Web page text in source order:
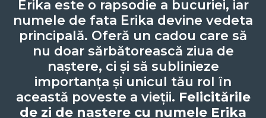
Erika este o rapsodie a bucuriei, iar
numele de fata Erika devine vedeta
principală. Oferă un cadou care să
nu doar sărbătorească ziua de
naștere, ci și să sublinieze
importanța și unicul tău rol în
această poveste a vieții. Felicitările
de zi de nastere cu numele Erika